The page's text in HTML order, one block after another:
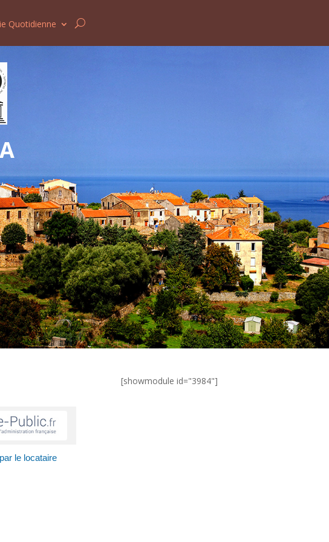
Quotidienne
le locataire
[showmodule id="3984"]